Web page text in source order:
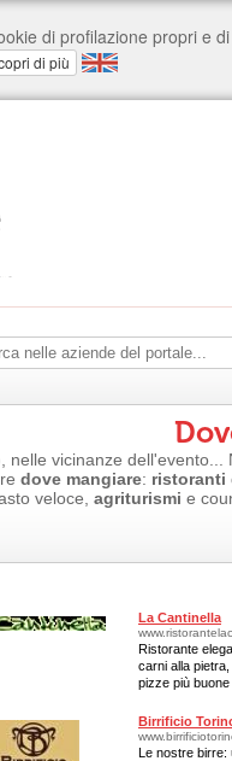
, nelle vicinanze
dove mangiare: ristoranti
veloce, agriturismi e
La Cantinella
Ristorante
carni alla
pizze più
Birrificio
Le nostre birre: